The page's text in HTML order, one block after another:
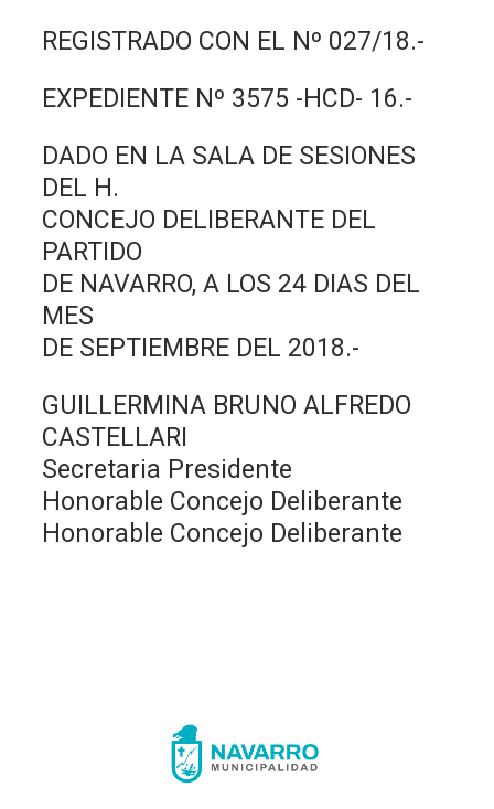
REGISTRADO CON EL Nº 027/18.-
EXPEDIENTE Nº 3575 -HCD- 16.-
DADO EN LA SALA DE SESIONES
DEL H.
CONCEJO DELIBERANTE DEL
PARTIDO
DE NAVARRO, A LOS 24 DIAS DEL
MES
DE SEPTIEMBRE DEL 2018.-
GUILLERMINA BRUNO ALFREDO
CASTELLARI
Secretaria Presidente
Honorable Concejo Deliberante
Honorable Concejo Deliberante